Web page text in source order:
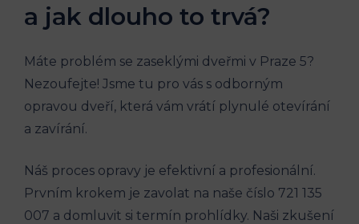
a jak dlouho to trvá?
Máte problém se zaseklými dveřmi v Praze 5?
Nezoufejte! Jsme tu pro vás s odborným
opravou dveří, která vám vrátí plynulé otevírání
a zavírání.
Náš proces opravy je efektivní a profesionální.
Prvním krokem je zavolat na naše číslo 721 135
007 a domluvit si termín prohlídky. Naši zkušení